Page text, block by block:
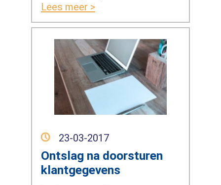
Lees meer >
23-03-2017
Ontslag na doorsturen
klantgegevens